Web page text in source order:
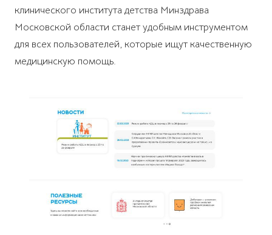
клинического института детства Минздрава
Московской области станет удобным инструментом
для всех пользователей, которые ищут качественную
медицинскую помощь.